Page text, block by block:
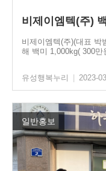
비제이엠텍(주)
비제이엠텍(주)(대표 박
해 백미 1,000kg( 300
유성행복누리 2023-
일반홍보